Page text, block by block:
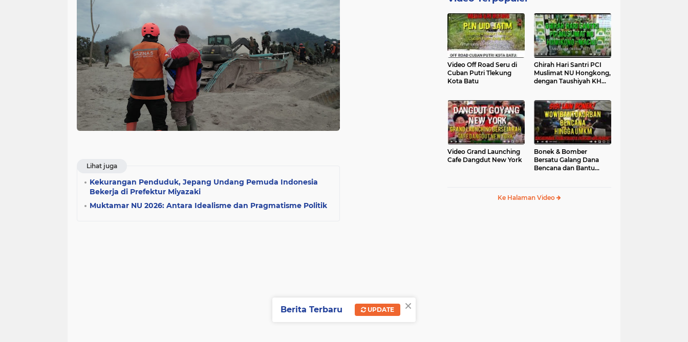
Lihat juga
Kekurangan Penduduk, Jepang Undang Pemuda Indonesia
Bekerja di Prefektur Miyazaki
Muktamar NU 2026: Antara Idealisme dan Pragmatisme Politik
Video Off Road Seru di
Cuban Putri Tlekung
Kota Batu
Ghirah Hari Santri PCI
Muslimat NU Hongkong,
dengan Taushiyah KH
Video Grand Launching
Cafe Dangdut New York
Bonek & Bomber
Bersatu Galang Dana
Bencana dan Bantu
Ke Halaman Video
×
Berita Terbaru UPDATE